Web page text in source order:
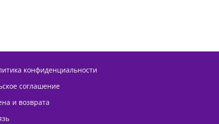
конфиденциальности
соглашение
и возврата